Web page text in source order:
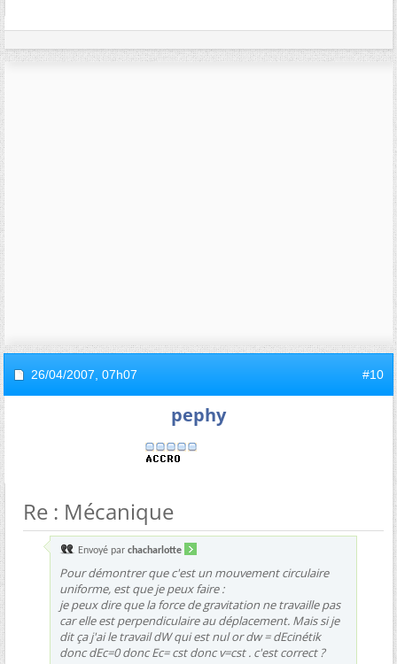
26/04/2007, 07h07 #10
pephy
Re : Mécanique
Envoyé par chacharlotte
Pour démontrer que c'est un mouvement circulaire
uniforme, est que je peux faire :
je peux dire que la force de gravitation ne travaille pas
car elle est perpendiculaire au déplacement. Mais si je
dit ça j'ai le travail dW qui est nul or dw = dEcinétik
donc dEc=0 donc Ec= cst donc v=cst . c'est correct ?